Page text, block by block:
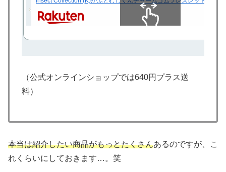
（公式オンラインショップでは640円プラス送
料）
本当は紹介したい商品がもっとたくさんあるのですが、こ
れくらいにしておきます…。笑